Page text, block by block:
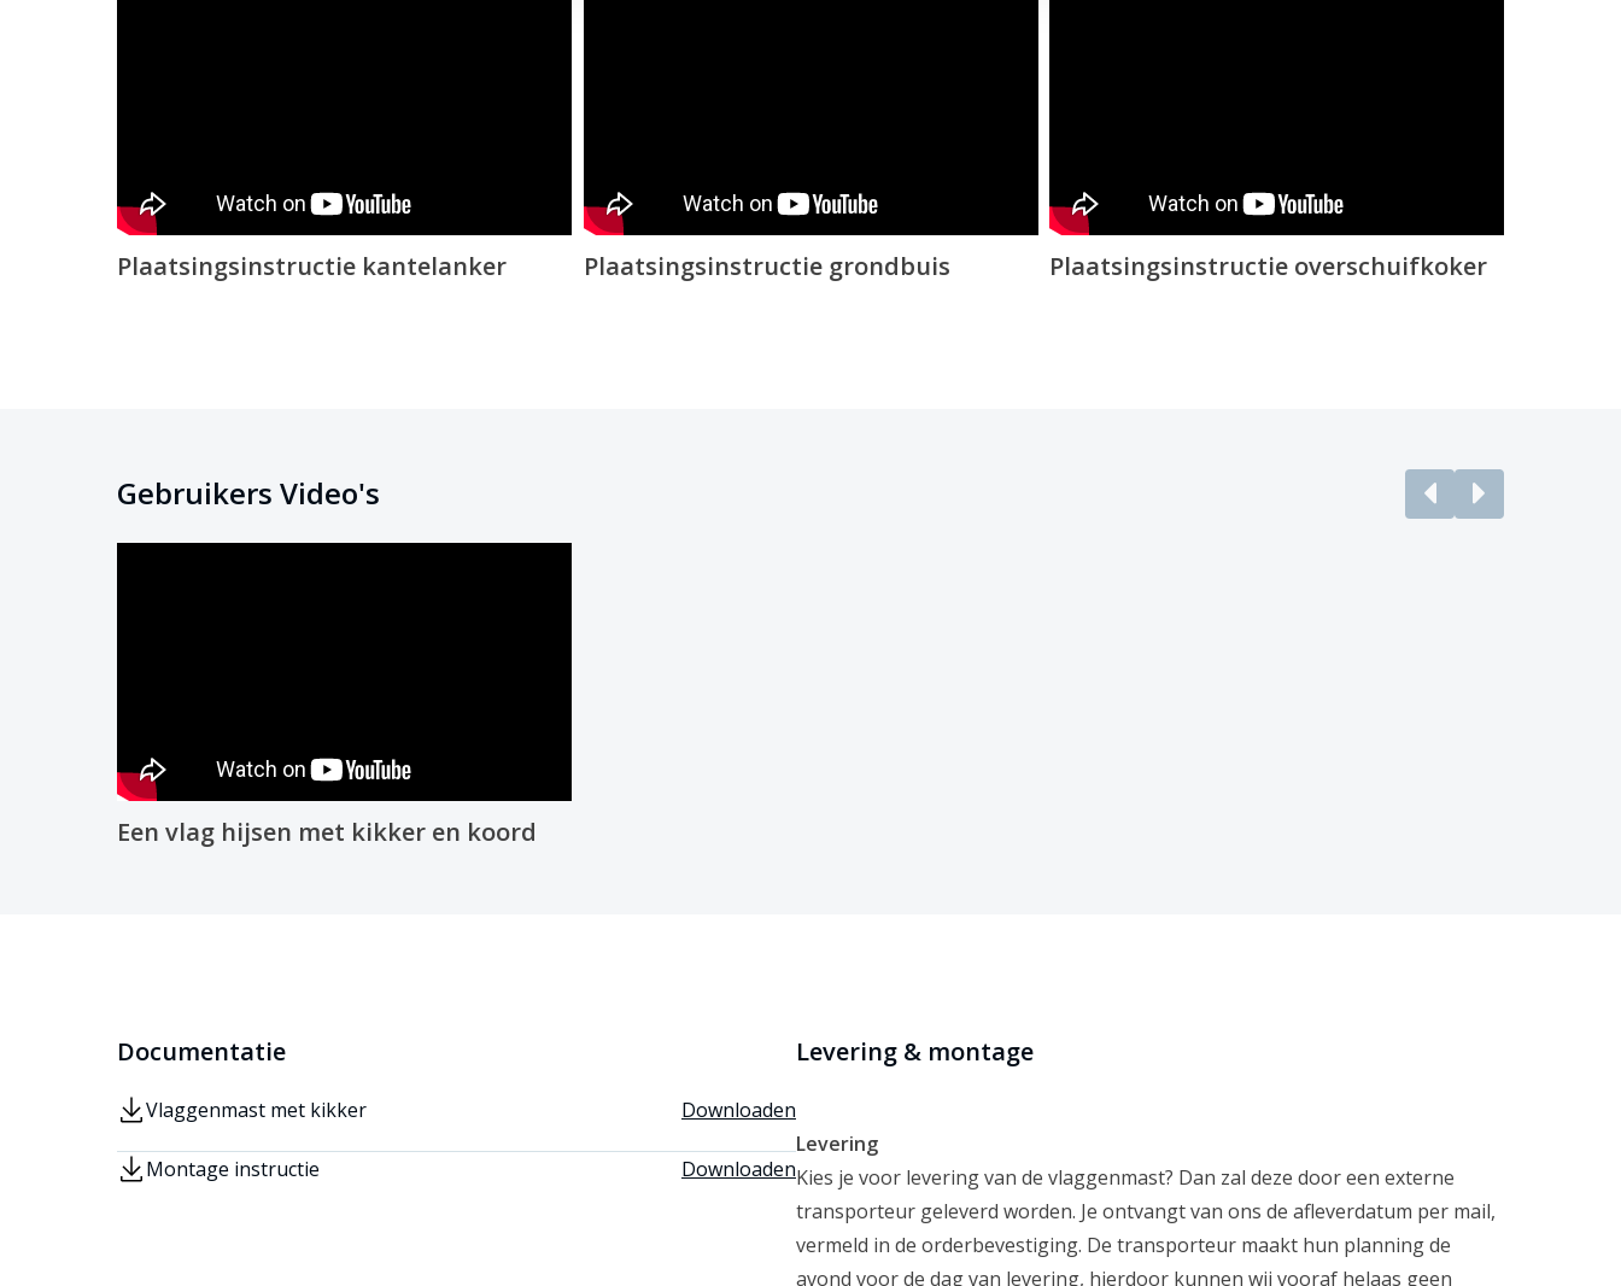
Plaatsingsinstructie kantelanker Plaatsingsinstructie grondbuis Plaatsingsinstructie overschuifkoker
Gebruikers Video's
Een vlag hijsen met kikker en koord
Documentatie
Vlaggenmast met kikker Downloaden
Montage instructie Downloaden
Levering & montage
Levering
Kies je voor levering van de vlaggenmast? Dan zal deze door een externe
transporteur geleverd worden. Je ontvangt van ons de afleverdatum per mail,
vermeld in de orderbevestiging. De transporteur maakt hun planning de
avond voor de dag van levering, hierdoor kunnen wij vooraf helaas geen